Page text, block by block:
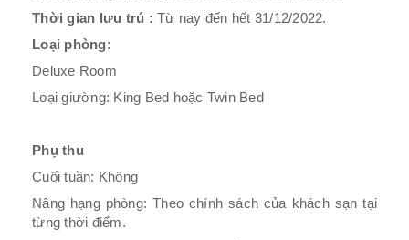
Thời gian lưu trú : Từ nay đến hết 31/12/2022.
Loại phòng:
Deluxe Room
Loại giường: King Bed hoặc Twin Bed
Phụ thu
Cuối tuần: Không
Nâng hạng phòng: Theo chính sách của khách sạn tại
từng thời điểm.